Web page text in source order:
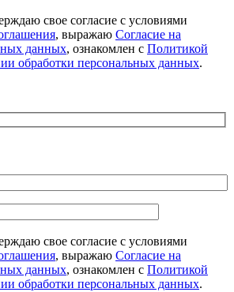
свое согласие с условиями
, выражаю Согласие на
данных, ознакомлен с Политикой
обработки персональных данных.
свое согласие с условиями
, выражаю Согласие на
данных, ознакомлен с Политикой
обработки персональных данных.